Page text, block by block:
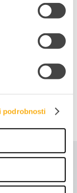
podrobnosti
tudi